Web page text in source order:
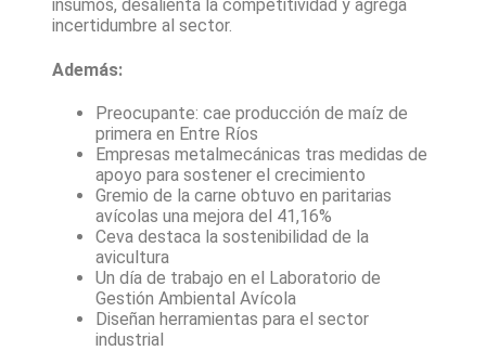
insumos, desalienta la competitividad y agrega
incertidumbre al sector.
Además:
Preocupante: cae producción de maíz de
primera en Entre Ríos
Empresas metalmecánicas tras medidas de
apoyo para sostener el crecimiento
Gremio de la carne obtuvo en paritarias
avícolas una mejora del 41,16%
Ceva destaca la sostenibilidad de la
avicultura
Un día de trabajo en el Laboratorio de
Gestión Ambiental Avícola
Diseñan herramientas para el sector
industrial